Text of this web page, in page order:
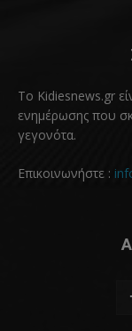
Το Kidiesnews.gr
ενημέρωσης που
γεγονότα.
Επικοινωνήστε :